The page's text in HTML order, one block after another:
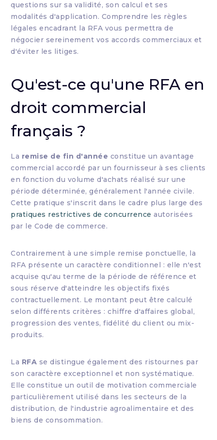
questions sur sa validité, son calcul et ses
modalités d'application. Comprendre les règles
légales encadrant la RFA vous permettra de
négocier sereinement vos accords commerciaux et
d'éviter les litiges.
Qu'est-ce qu'une RFA en
droit commercial
français ?
La remise de fin d'année constitue un avantage
commercial accordé par un fournisseur à ses clients
en fonction du volume d'achats réalisé sur une
période déterminée, généralement l'année civile.
Cette pratique s'inscrit dans le cadre plus large des
pratiques restrictives de concurrence autorisées
par le Code de commerce.
Contrairement à une simple remise ponctuelle, la
RFA présente un caractère conditionnel : elle n'est
acquise qu'au terme de la période de référence et
sous réserve d'atteindre les objectifs fixés
contractuellement. Le montant peut être calculé
selon différents critères : chiffre d'affaires global,
progression des ventes, fidélité du client ou mix-
produits.
La RFA se distingue également des ristournes par
son caractère exceptionnel et non systématique.
Elle constitue un outil de motivation commerciale
particulièrement utilisé dans les secteurs de la
distribution, de l'industrie agroalimentaire et des
biens de consommation.